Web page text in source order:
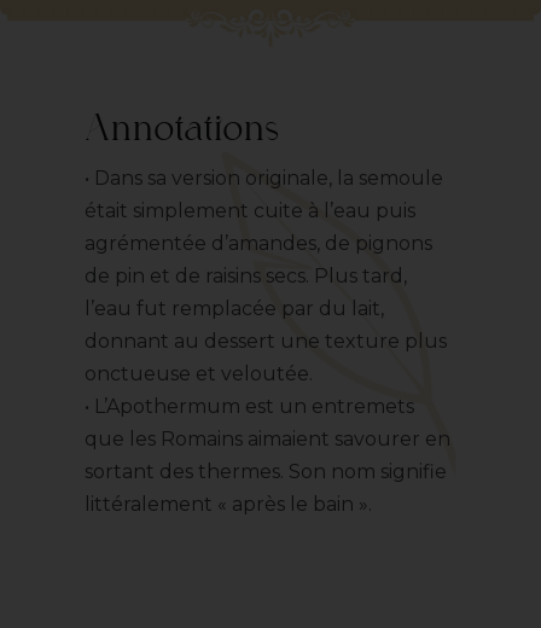
Annotations
• Dans sa version originale, la semoule
était simplement cuite à l’eau puis
agrémentée d’amandes, de pignons
de pin et de raisins secs. Plus tard,
l’eau fut remplacée par du lait,
donnant au dessert une texture plus
onctueuse et veloutée.
• L’Apothermum est un entremets
que les Romains aimaient savourer en
sortant des thermes. Son nom signifie
littéralement « après le bain ».